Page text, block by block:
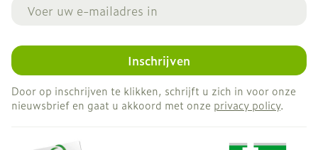
Inschrijven
Door op inschrijven te klikken, schrijft u zich in voor onze
nieuwsbrief en gaat u akkoord met onze privacy policy.